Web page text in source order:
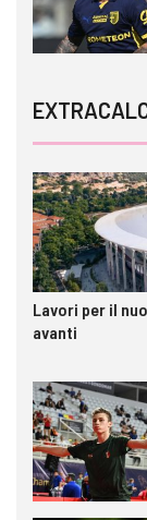
Lavori per il
avanti